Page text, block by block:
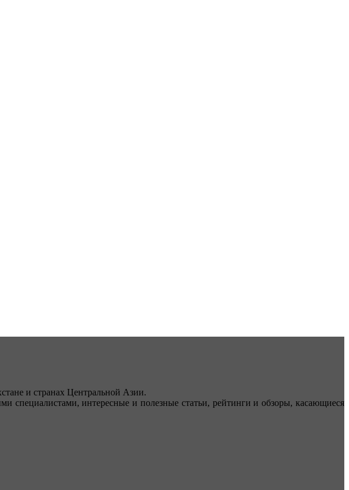
и странах Центральной Азии.
интересные и полезные статьи, рейтинги и обзоры, касающиеся